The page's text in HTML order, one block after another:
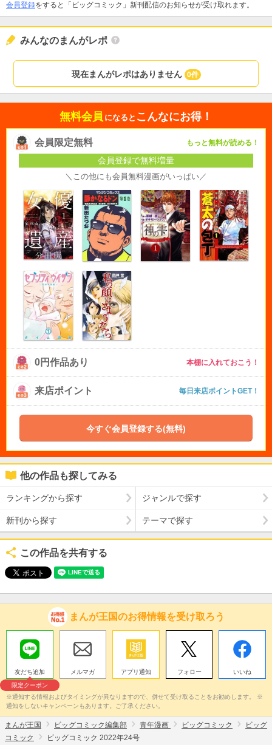
会員登録をすると「ビッグコミック」新刊配信のお知らせが受け取れます。
みんなのまんがレポ
現在まんがレポはありません 0件
無料会員 になると こんなにお得！
会員限定無料 もっと無料が読める！
会員登録で無料増量
＼この他にも会員無料漫画がいっぱい／
0円作品あり 本棚に入れておこう！
来店ポイント 毎日来店ポイントGET！
今すぐ会員登録する(無料)
他の作品も探してみる
ランキングから探す ジャンルで探す
新刊から探す テーマで探す
この作品を共有する
まんが王国のお得情報を受け取ろう
友だち追加
限定クーポン
メルマガ アプリ通知 フォロー いいね
※通知する情報およびタイミングが異なりますので、併せて受け取ることをお勧めします。 ※
通知をしないキャンペーンもあります。ご了承ください。
まんが王国 ビッグコミック編集部 青年漫画 ビッグコミック
ビッグ
コミック
ビッグコミック 2022年24号